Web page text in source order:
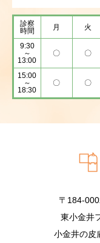
診察
時間
月 火
9:30
～
13:00
〇 〇
15:00
～
18:30
〇 〇
〒184-
東小金井
小金井の皮